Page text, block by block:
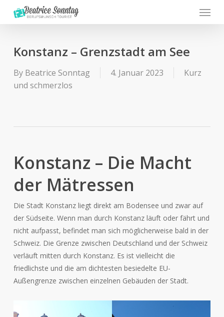
Menu
Konstanz – Grenzstadt am See
By Beatrice Sonntag 4. Januar 2023
Kurz
und schmerzlos
Konstanz – Die Macht
der Mätressen
Die Stadt Konstanz liegt direkt am Bodensee und zwar auf
der Südseite. Wenn man durch Konstanz läuft oder fährt und
nicht aufpasst, befindet man sich möglicherweise bald in der
Schweiz. Die Grenze zwischen Deutschland und der Schweiz
verläuft mitten durch Konstanz. Es ist vielleicht die
friedlichste und die am dichtesten besiedelte EU-
Außengrenze zwischen einzelnen Gebäuden der Stadt.